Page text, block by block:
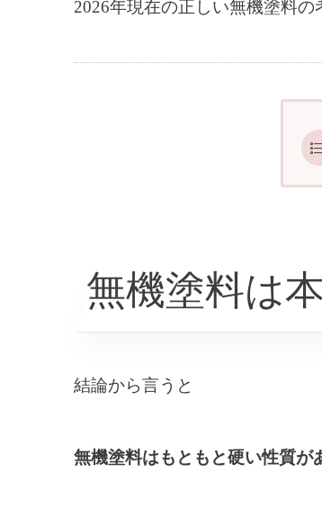
2026年現在の正しい無機塗料の
無機塗料は
結論から言うと
無機塗料はもともと硬い性質が